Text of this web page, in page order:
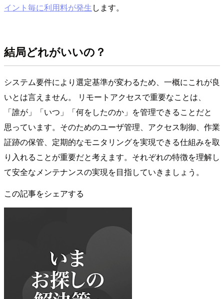
イント毎に利用料が発生します。
結局どれがいいの？
システム要件により選定基準が変わるため、一概にこれが良
いとは言えません。 リモートアクセスで重要なことは、
「誰が」「いつ」「何をしたのか」を管理できることだと
思っています。そのためのユーザ管理、アクセス制御、作業
証跡の保管、定期的なモニタリングを実現できる仕組みを取
り入れることが重要だと考えます。それぞれの特徴を理解し
て安全なメンテナンスの実現を目指していきましょう。
この記事をシェアする